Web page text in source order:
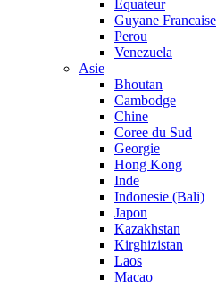
Equateur
Guyane Francaise
Perou
Venezuela
Asie
Bhoutan
Cambodge
Chine
Coree du Sud
Georgie
Hong Kong
Inde
Indonesie (Bali)
Japon
Kazakhstan
Kirghizistan
Laos
Macao